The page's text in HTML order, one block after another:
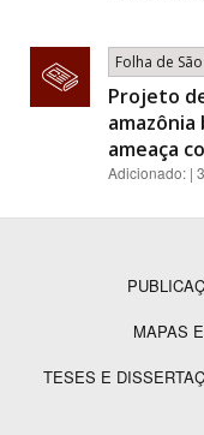
Folha de
Projeto
ameaça
Adicionado: |
RodapéMAPAS
TESES E